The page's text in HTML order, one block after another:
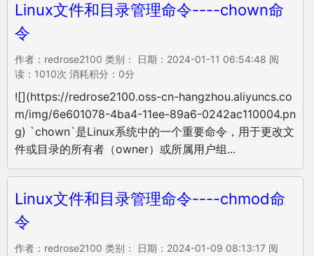
Linux文件和目录管理命令----chown命
令
作者：redrose2100 类别： 日期：2024-01-11 06:54:48 阅
读：1010次 消耗积分：0分
![](https://redrose2100.oss-cn-hangzhou.aliyuncs.co
m/img/6e601078-4ba4-11ee-89a6-0242ac110004.pn
g) `chown`是Linux系统中的一个重要命令，用于更改文
件或目录的所有者（owner）或所属用户组...
Linux文件和目录管理命令----chmod命
令
作者：redrose2100 类别： 日期：2024-01-09 08:13:17 阅